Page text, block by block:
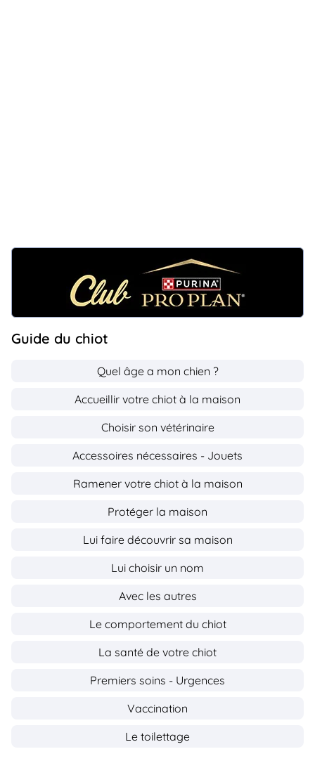
Guide du chiot
Quel âge a mon chien ?
Accueillir votre chiot à la maison
Choisir son vétérinaire
Accessoires nécessaires - Jouets
Ramener votre chiot à la maison
Protéger la maison
Lui faire découvrir sa maison
Lui choisir un nom
Avec les autres
Le comportement du chiot
La santé de votre chiot
Premiers soins - Urgences
Vaccination
Le toilettage